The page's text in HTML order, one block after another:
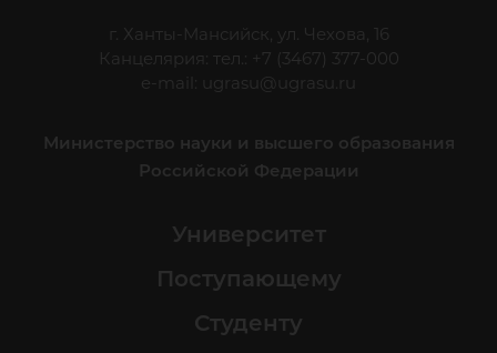
г. Ханты-Мансийск, ул. Чехова, 16
Канцелярия: тел.: +7 (3467) 377-000
e-mail:
ugrasu@ugrasu.ru
Министерство науки и высшего образования
Российской Федерации
Университет
Поступающему
Студенту